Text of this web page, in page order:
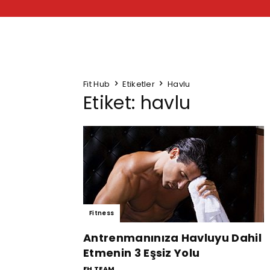
Fit Hub Etiketler Havlu
Etiket: havlu
Fitness
Antrenmanınıza Havluyu Dahil
Etmenin 3 Eşsiz Yolu